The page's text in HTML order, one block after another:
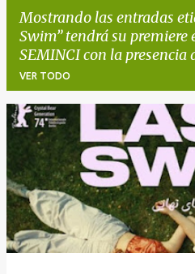
Mostrando las entradas
Swim” tendrá su premiere
SEMINCI con la presencia
VER TODO
E
n
t
a
d